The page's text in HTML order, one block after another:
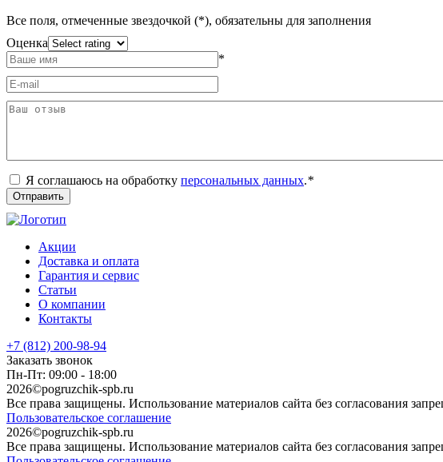
Все поля, отмеченные звездочкой (*), обязательны для заполнения
Оценка
*
Я соглашаюсь на обработку персональных данных.*
Акции
Доставка и оплата
Гарантия и сервис
Статьи
О компании
Контакты
+7 (812) 200-98-94
Заказать звонок
Пн-Пт: 09:00 - 18:00
2026©pogruzchik-spb.ru
Все права защищены. Использование материалов сайта без согласования
Пользовательское соглашение
2026©pogruzchik-spb.ru
Все права защищены. Использование материалов сайта без согласования